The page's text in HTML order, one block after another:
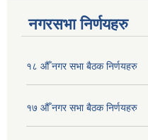
नगरसभा निर्णयहरु
१८ औँ नगर सभा बैठक निर्णयहरु
१७ औँ नगर सभा बैठक निर्णयहरु